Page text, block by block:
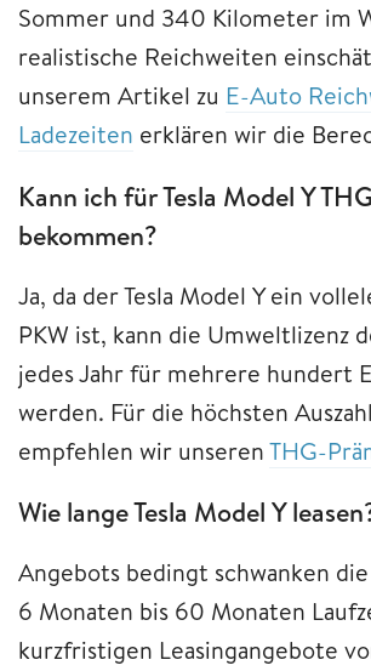
Sommer und 340 Kilometer im
realistische Reichweiten
unserem Artikel zu E-Auto
Ladezeiten erklären wir die
Kann ich für Tesla Model Y
bekommen?
Ja, da der Tesla Model Y ein
PKW ist, kann die Umweltlizenz
jedes Jahr für mehrere hundert
werden. Für die höchsten
empfehlen wir unserenTHG-
Wie lange Tesla Model Y
Angebots bedingt schwanken
6 Monaten bis 60 Monaten
kurzfristigen Leasingangebote